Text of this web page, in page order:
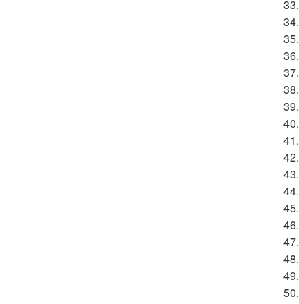
33.
34.
35.
36.
37.
38.
39.
40.
41.
42.
43.
44.
45.
46.
47.
48.
49.
50.